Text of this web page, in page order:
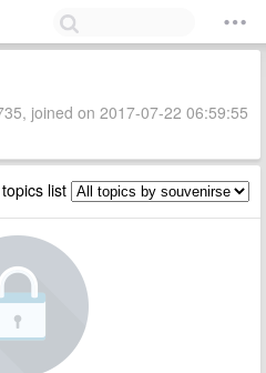
joined on 2017-07-22 06:59:55
list